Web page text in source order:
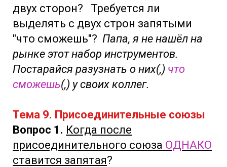
двух сторон? Требуется ли
выделять с двух строн запятыми
"что сможешь"? Папа, я не нашёл на
рынке этот набор инструментов.
Постарайся разузнать о них(,) что
сможешь(,) у своих коллег.
Тема 9. Присоединительные союзы
Вопрос 1. Когда после
присоединительного союза ОДНАКО
ставится запятая?